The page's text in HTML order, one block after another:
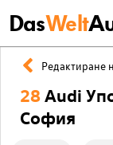
DasWelt
Редактиране
28Audi
София